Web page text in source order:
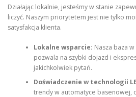
Działając lokalnie, jesteśmy w stanie
liczyć. Naszym priorytetem jest nie tylko
satysfakcja klienta.
Lokalne wsparcie: Nasza baza
pozwala na szybki dojazd i
jakichkolwiek pytań.
Doświadczenie w technologii
trendy w automatyce basenowej,